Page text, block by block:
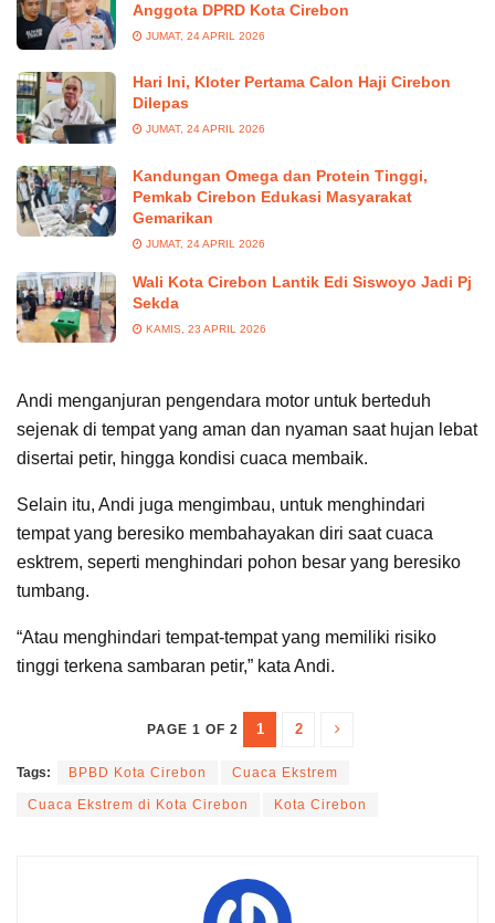
Anggota DPRD Kota Cirebon
JUMAT, 24 APRIL 2026
Hari Ini, Kloter Pertama Calon Haji Cirebon
Dilepas
JUMAT, 24 APRIL 2026
Kandungan Omega dan Protein Tinggi,
Pemkab Cirebon Edukasi Masyarakat
Gemarikan
JUMAT, 24 APRIL 2026
Wali Kota Cirebon Lantik Edi Siswoyo Jadi Pj
Sekda
KAMIS, 23 APRIL 2026
Andi menganjuran pengendara motor untuk berteduh
sejenak di tempat yang aman dan nyaman saat hujan lebat
disertai petir, hingga kondisi cuaca membaik.
Selain itu, Andi juga mengimbau, untuk menghindari
tempat yang beresiko membahayakan diri saat cuaca
esktrem, seperti menghindari pohon besar yang beresiko
tumbang.
“Atau menghindari tempat-tempat yang memiliki risiko
tinggi terkena sambaran petir,” kata Andi.
PAGE 1 OF 2 1 2
Tags: BPBD Kota Cirebon Cuaca Ekstrem
Cuaca Ekstrem di Kota Cirebon Kota Cirebon